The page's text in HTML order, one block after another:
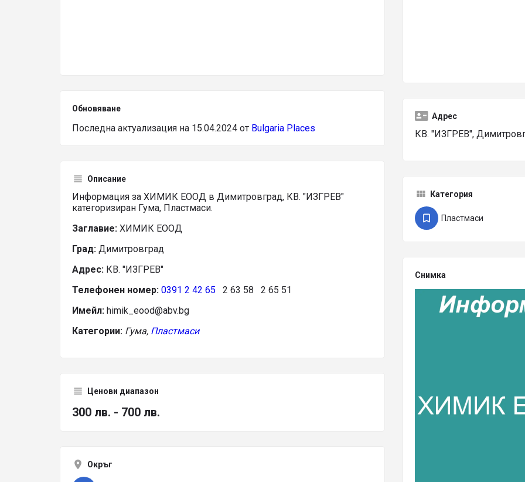
Обновяване
Последна актуализация на 15.04.2024 от Bulgaria Places
Описание
Информация за ХИМИК ЕООД в Димитровград, КВ. "ИЗГРЕВ"
категоризиран Гума, Пластмаси.
Заглавие: ХИМИК ЕООД
Град: Димитровград
Адрес: КВ. "ИЗГРЕВ"
Телефонен номер: 0391 2 42 65 2 63 58 2 65 51
Имейл: himik_eood@abv.bg
Категории: Гума, Пластмаси
Ценови диапазон
300 лв. - 700 лв.
Окръг
Адрес
КВ. "ИЗГРЕВ",
Категория
Пластмаси
Снимка